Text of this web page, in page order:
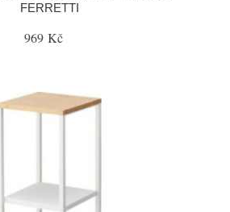
FERRETTI
969 Kč